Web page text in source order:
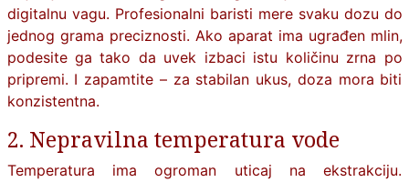
digitalnu vagu. Profesionalni baristi mere svaku dozu do
jednog grama preciznosti. Ako aparat ima ugrađen mlin,
podesite ga tako da uvek izbaci istu količinu zrna po
pripremi. I zapamtite – za stabilan ukus, doza mora biti
konzistentna.
2. Nepravilna temperatura vode
Temperatura ima ogroman uticaj na ekstrakciju.